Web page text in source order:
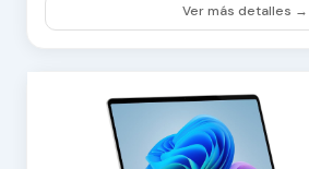
Ver más detalles →